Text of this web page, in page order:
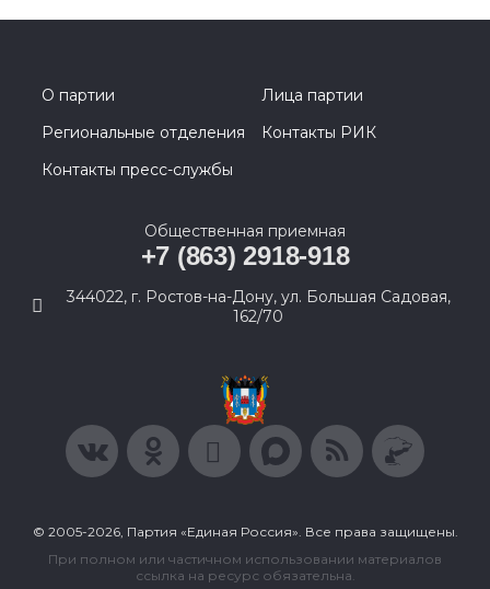
О партии
Лица партии
Региональные отделения
Контакты РИК
Контакты пресс-службы
Общественная приемная
+7 (863) 2918-918
344022, г. Ростов-на-Дону, ул. Большая Садовая,
162/70
© 2005-2026, Партия «Единая Россия». Все права защищены.
При полном или частичном использовании материалов
ссылка на ресурс обязательна.